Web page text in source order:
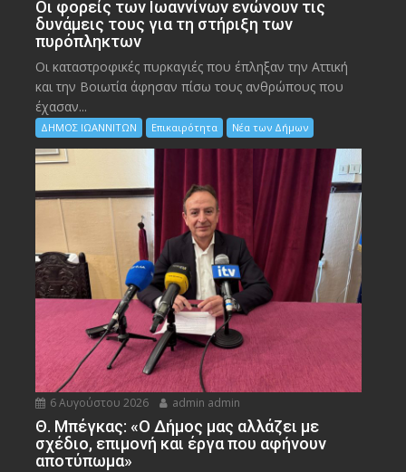
Οι φορείς των Ιωαννίνων ενώνουν τις
δυνάμεις τους για τη στήριξη των
πυρόπληκτων
Οι καταστροφικές πυρκαγιές που έπληξαν την Αττική
και την Bοιωτία άφησαν πίσω τους ανθρώπους που
έχασαν...
ΔΗΜΟΣ ΙΩΑΝΝΙΤΩΝ Επικαιρότητα Νέα των Δήμων
6 Αυγούστου 2026 admin admin
Θ. Μπέγκας: «Ο Δήμος μας αλλάζει με
σχέδιο, επιμονή και έργα που αφήνουν
αποτύπωμα»